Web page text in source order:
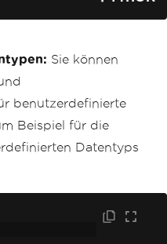
Sie können
benutzerdefinierte
Beispiel für die
Datentyps